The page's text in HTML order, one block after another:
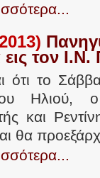
εις τον
ότι το
Ηλιού, ο
και
θα